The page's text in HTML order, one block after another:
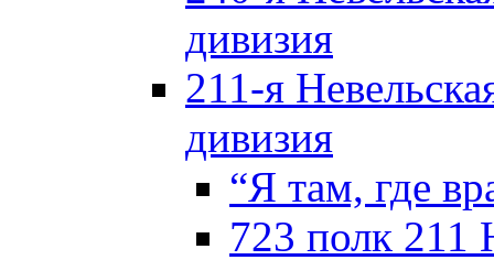
дивизия
211-я
дивизия
“Я там, где
723 полк 211